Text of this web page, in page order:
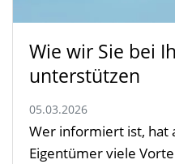
Wie wir Sie bei
unterstützen
05.03.2026
Wer informiert ist, hat
Eigentümer viele